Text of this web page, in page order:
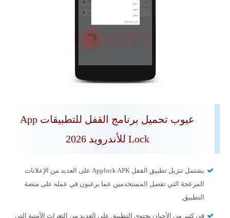
عيوب تحميل برنامج القفل للتطبيقات App
Lock للأندرويد 2026
يشتمل تنزيل تطبيق القفل Applock APK على العديد من الإعلانات
المزعجة التي تفصل المستخدمين عما يرغبون في عمله على منصة
التطبيق.
في كثير من الأحيان يحتوي التطبيق على العديد من الثغرات الأمنية التي